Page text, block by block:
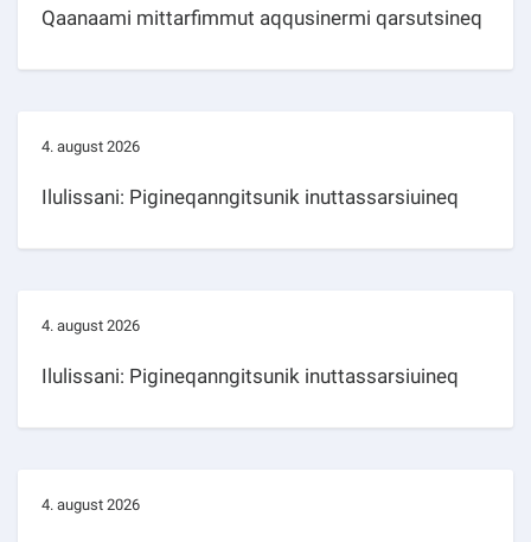
Qaanaami mittarfimmut aqqusinermi qarsutsineq
4. august 2026
Ilulissani: Pigineqanngitsunik inuttassarsiuineq
4. august 2026
Ilulissani: Pigineqanngitsunik inuttassarsiuineq
4. august 2026